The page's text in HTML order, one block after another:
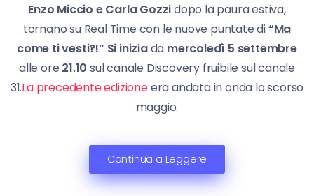
Enzo Miccio e Carla Gozzidopo la paura estiva,
tornano su Real Time con le nuove puntate di“Ma
come ti vesti?!” Si iniziada mercoledì 5 settembre
alle ore 21.10 sul canale Discovery fruibile sul canale
31.La precedente edizioneera andata in onda lo scorso
maggio.
Continua a Leggere